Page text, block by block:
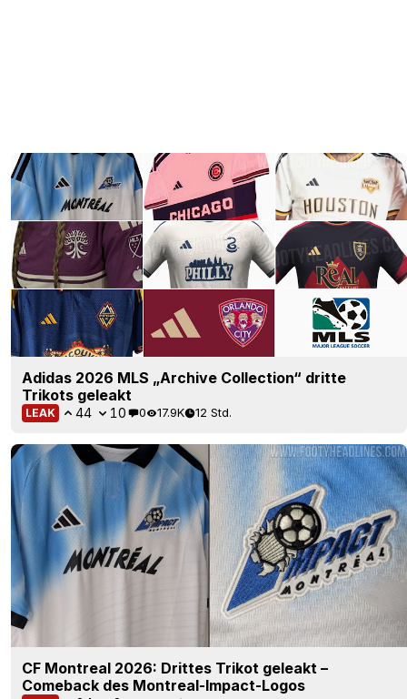
Adidas 2026 MLS „Archive Collection“ dritte
Trikots geleakt
LEAK 44 10 0 17.9K 12 Std.
CF Montreal 2026: Drittes Trikot geleakt –
Comeback des Montreal-Impact-Logos